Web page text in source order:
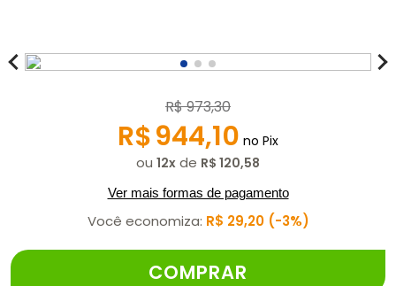
R$973,30
R$944,10 no Pix
ou 12 de R$ 120,58
Ver mais formas de pagamento
Você economiza: R$ 29,20 3%
COMPRAR